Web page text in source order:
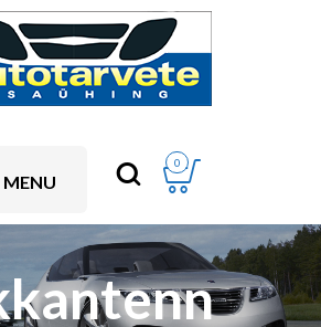
MENU
0